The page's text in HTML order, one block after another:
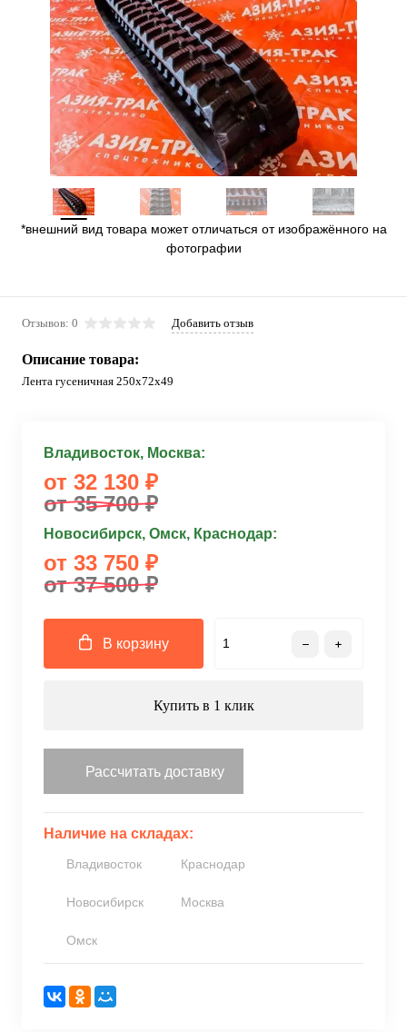
*внешний вид товара может отличаться от изображённого на
фотографии
Отзывов: 0 Добавить отзыв
Описание товара:
Лента гусеничная 250x72x49
Владивосток, Москва:
от 32 130 ₽
от 35 700 ₽
Новосибирск, Омск, Краснодар:
от 33 750 ₽
от 37 500 ₽
В корзину
Купить в 1 клик
Рассчитать доставку
Наличие на складах:
Владивосток Краснодар
Новосибирск Москва
Омск